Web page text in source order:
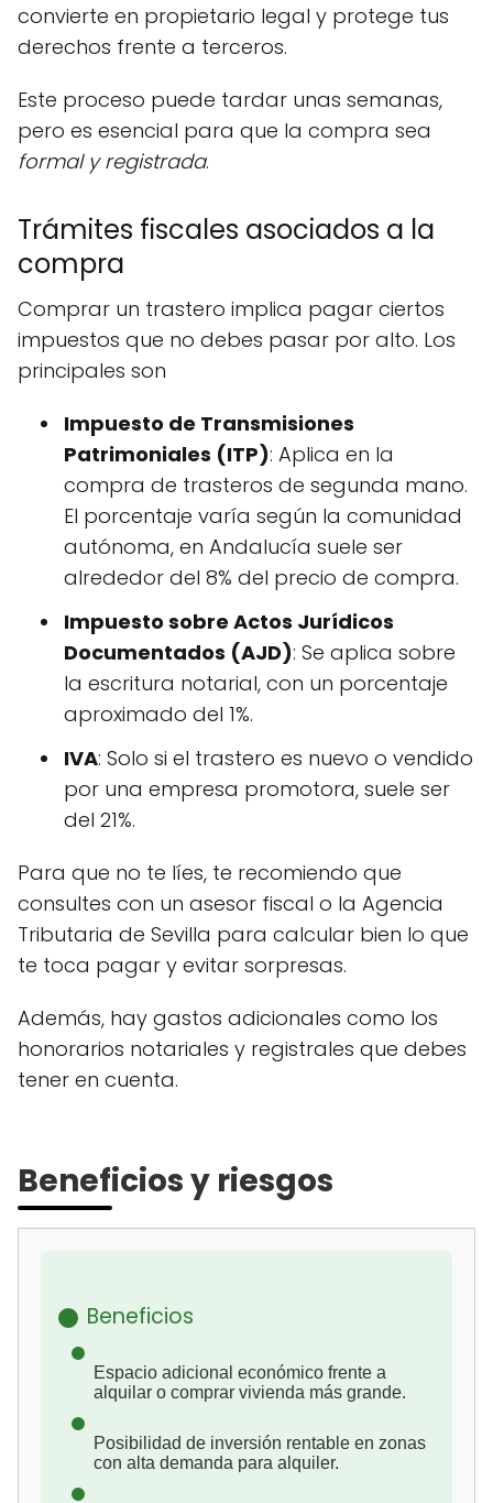
convierte en propietario legal y protege tus
derechos frente a terceros.
Este proceso puede tardar unas semanas,
pero es esencial para que la compra sea
formal y registrada.
Trámites fiscales asociados a la
compra
Comprar un trastero implica pagar ciertos
impuestos que no debes pasar por alto. Los
principales son
Impuesto de Transmisiones
Patrimoniales (ITP): Aplica en la
compra de trasteros de segunda mano.
El porcentaje varía según la comunidad
autónoma, en Andalucía suele ser
alrededor del 8% del precio de compra.
Impuesto sobre Actos Jurídicos
Documentados (AJD): Se aplica sobre
la escritura notarial, con un porcentaje
aproximado del 1%.
IVA: Solo si el trastero es nuevo o vendido
por una empresa promotora, suele ser
del 21%.
Para que no te líes, te recomiendo que
consultes con un asesor fiscal o la Agencia
Tributaria de Sevilla para calcular bien lo que
te toca pagar y evitar sorpresas.
Además, hay gastos adicionales como los
honorarios notariales y registrales que debes
tener en cuenta.
Beneficios y riesgos
Beneficios
Espacio adicional económico frente a
alquilar o comprar vivienda más grande.
Posibilidad de inversión rentable en zonas
con alta demanda para alquiler.